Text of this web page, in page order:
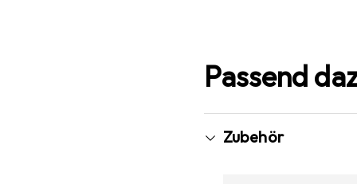
Passend
Zubehör